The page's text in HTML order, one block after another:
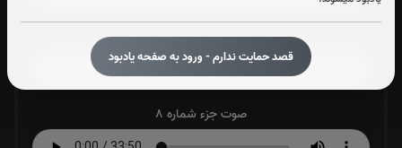
قصد حمایت ندارم - ورود به صفحه یادبود
صوت جزء شماره 7
صوت جزء شماره 8